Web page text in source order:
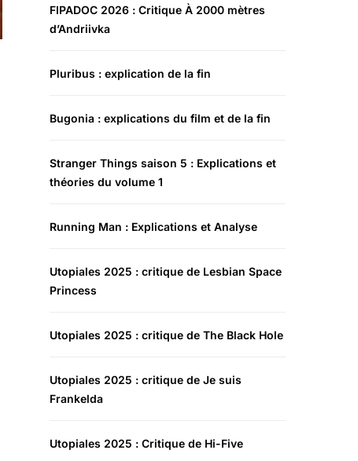
FIPADOC 2026 : Critique À 2000 mètres
d’Andriivka
Pluribus : explication de la fin
Bugonia : explications du film et de la fin
Stranger Things saison 5 : Explications et
théories du volume 1
Running Man : Explications et Analyse
Utopiales 2025 : critique de Lesbian Space
Princess
Utopiales 2025 : critique de The Black Hole
Utopiales 2025 : critique de Je suis
Frankelda
Utopiales 2025 : Critique de Hi-Five